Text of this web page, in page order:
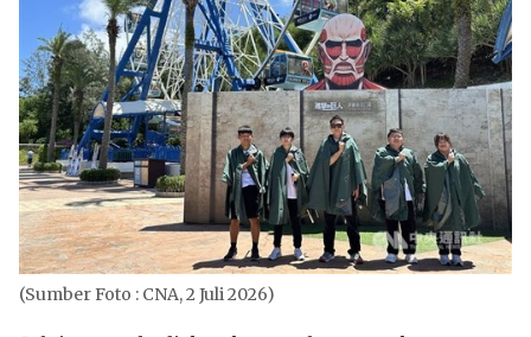
(Sumber Foto : CNA, 2 Juli 2026)